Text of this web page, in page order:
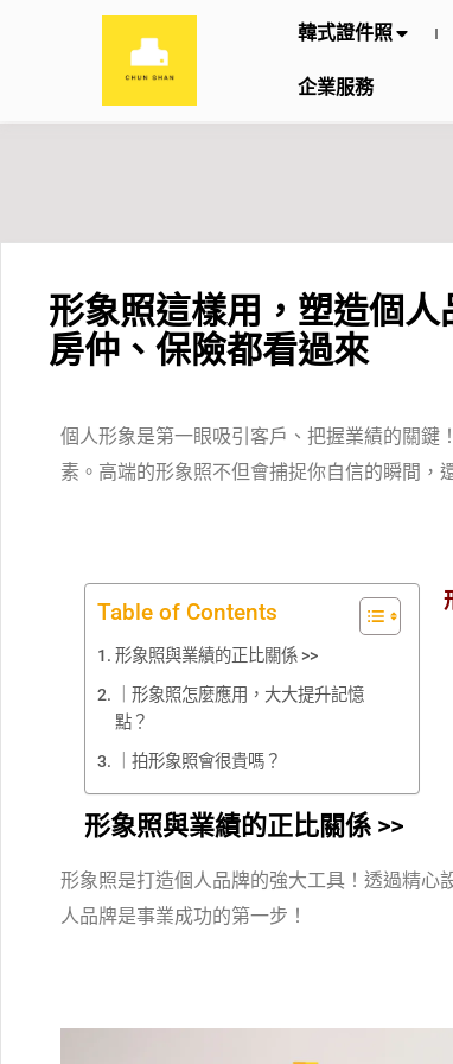
韓式證件照
企業服務
形象照這樣用，塑造個
房仲、保險都看過來
個人形象是第一眼吸引客戶、把握業績的關鍵
素。高端的形象照不但會捕捉你自信的瞬間，
Table of Contents
形象照與業績的正比關係 >>
｜形象照怎麼應用，大大提升記憶
點？
｜拍形象照會很貴嗎？
形象照與業績的正比關係 >>
形象照是打造個人品牌的強大工具！透過精心
人品牌是事業成功的第一步！